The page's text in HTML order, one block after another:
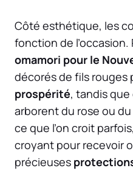
Côté esthétique, les
fonction de l’occasion.
omamori pour le
décorés de fils rouges
prospérité, tandis que
arborent du rose ou
ce que l’on croit
croyant pour recevoir
précieuses